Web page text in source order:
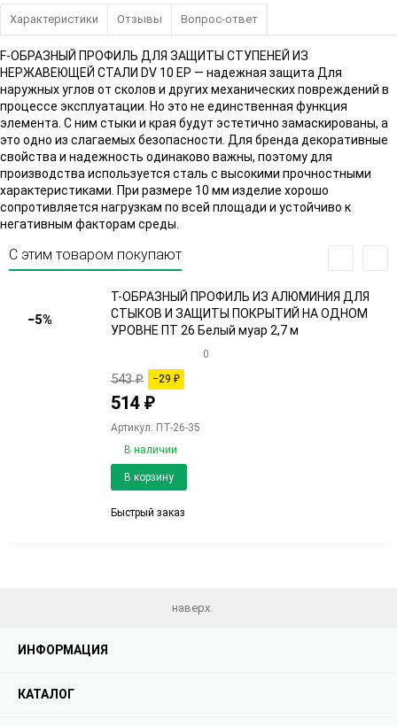
Характеристики Отзывы Вопрос-ответ
F-ОБРАЗНЫЙ ПРОФИЛЬ ДЛЯ ЗАЩИТЫ СТУПЕНЕЙ ИЗ
НЕРЖАВЕЮЩЕЙ СТАЛИ DV 10 EP — надежная защита Для
наружных углов от сколов и других механических повреждений в
процессе эксплуатации. Но это не единственная функция
элемента. С ним стыки и края будут эстетично замаскированы, а
это одно из слагаемых безопасности. Для бренда декоративные
свойства и надежность одинаково важны, поэтому для
производства используется сталь с высокими прочностными
характеристиками. При размере 10 мм изделие хорошо
сопротивляется нагрузкам по всей площади и устойчиво к
негативным факторам среды.
С этим товаром покупают
−5%
Т-ОБРАЗНЫЙ ПРОФИЛЬ ИЗ АЛЮМИНИЯ ДЛЯ
СТЫКОВ И ЗАЩИТЫ ПОКРЫТИЙ НА ОДНОМ
УРОВНЕ ПТ 26 Белый муар 2,7 м
0
543₽ −29 ₽
514 ₽
Артикул: ПТ-26-35
В наличии
В корзину
Быстрый заказ
наверх
ИНФОРМАЦИЯ
КАТАЛОГ